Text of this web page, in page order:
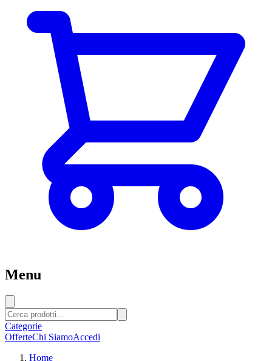
Menu
Categorie
OfferteChi SiamoAccedi
Home